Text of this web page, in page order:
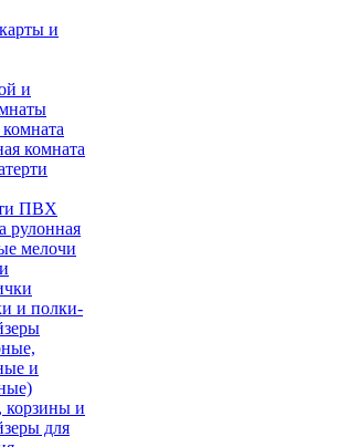
и
и
комната
ПВХ
рулонная
мелочи
и полки-
и
корзины и
для